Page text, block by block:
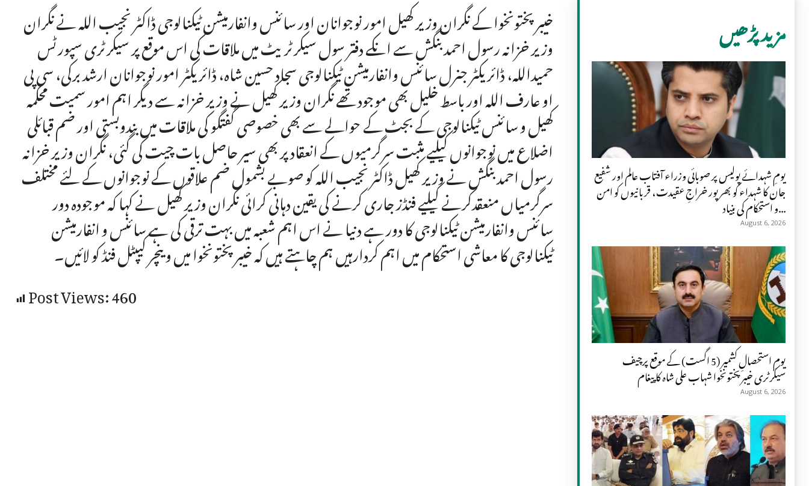
خیبر پختونخوا کے نگران وزیر کھیل امور نوجوانان اور سائنس وانفارمیشن ٹیکنالوجی ڈاکٹر نجیب اللہ نے نگران
وزیر خزانہ رسول احمد بنگش سے انکے دفتر سول سیکرٹریٹ میں ملاقات کی اس موقع پر سیکرٹری سپورٹس
حمیداللہ، ڈائریکٹر جنرل سائنس وانفارمیشن ٹیکنالوجی سجاد حسین شاہ، ڈائریکٹر امور نوجوانان ارشد برکی، سی پی
او عارف اللہ اور باسط خلیل بھی موجود تھے نگران وزیر کھیل نے وزیر خزانہ سے دیگر اہم امور سمیت محکمہ
کھیل و سائنس ٹیکنالوجی کے بجٹ کے حوالے سے بھی خصوصی گفتگو کی ملاقات میں بندوبستی اور ضم قبائلی
اضلاع میں نوجوانوں کیلیے مثبت سرگرمیوں کے انعقاد پر بھی سیر حاصل بات چیت کی گئی، نگران وزیر خزانہ
رسول احمد بنگش نے وزیر کھیل ڈاکٹر نجیب اللہ کو صوبے بشمول ضم علاقوں کے نوجوانوں کے لئے مختلف
سرگرمیاں منعقدکرنے کیلیے فنڈز جاری کرنے کی یقین دہانی کرائی نگران وزیر کھیل نے کہا کہ موجودہ دور
سائنس وانفارمیشن ٹیکنالوجی کا دور ہے دنیا نے اس اہم شعبہ میں بہت ترقی کی ہے سائنس و انفارمیشن
ٹیکنالوجی کا معاشی استحکام میں اہم کردارہیں ہم چاہتے ہیں کہ خیبر پختونخوا میں وینچر کیپٹل فنڈ کو لائیں۔
Post Views:460
مزید پڑھیں
یومِ شہدائے پولیس پر صوبائی وزراء آفتاب عالم اور شفیع
جان کا شہداء کو بھرپور خراجِ عقیدت، قربانیوں کو امن
و استحکام کی بنیاد...
August 6, 2026
یومِ استحصالِ کشمیر (5 اگست) کے موقع پرچیف
سیکرٹری خیبر پختونخوا شہاب علی شاہ کا پیغام
August 6, 2026